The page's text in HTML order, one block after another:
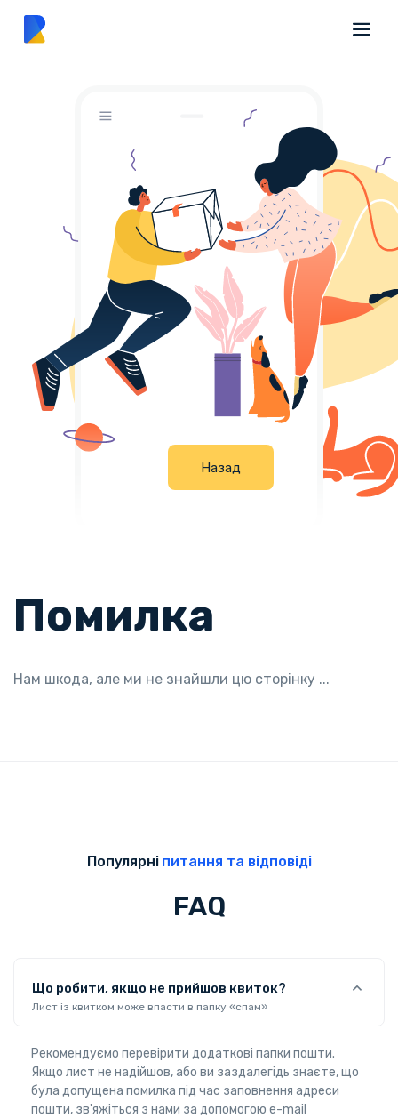
Помилка
Нам шкода, але ми не знайшли цю сторінку ...
Назад
Популярні питання та відповіді
FAQ
Що робити, якщо не прийшов квиток?
Лист із квитком може впасти в папку «спам»
Рекомендуємо перевірити додаткові папки пошти.
Якщо лист не надійшов, або ви заздалегідь знаєте, що
була допущена помилка під час заповнення адреси
пошти, зв'яжіться з нами за допомогою e-mail